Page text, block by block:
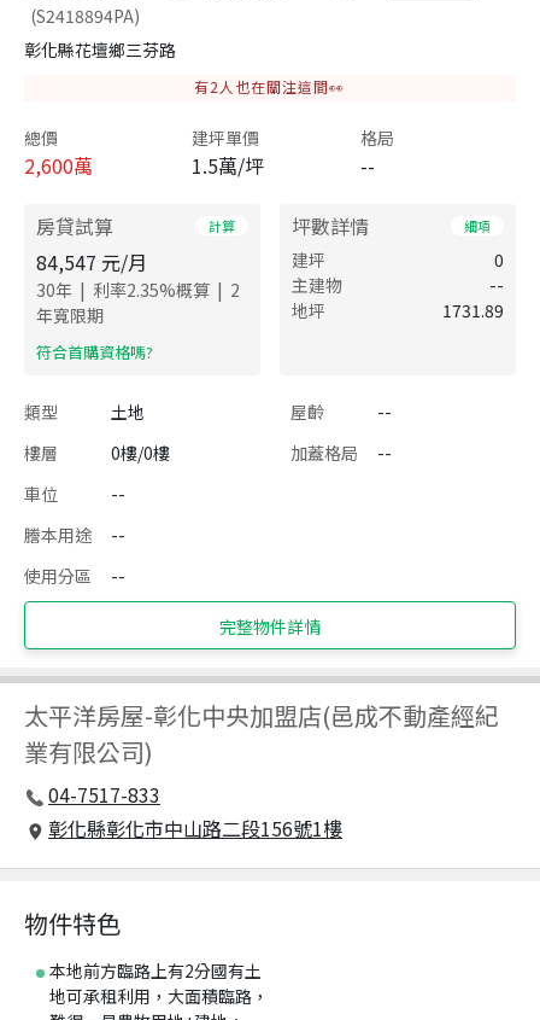
(S2418894PA)
彰化縣花壇鄉三芬路
有2 人也在關注這間👀
總價
2,600萬
建坪單價
1.5萬/坪
格局
--
房貸試算 計算
84,547 元/月
30年 | 利率2.35%概算 | 2
年寬限期
​符合首購資格嗎?
坪數詳情 細項
建坪
0
主建物
--
地坪
1731.89
類型 土地 屋齡
--
樓層
0樓/0樓 加蓋格局
--
車位
--
謄本用途
--
使用分區
--
完整物件詳情
太平洋房屋-彰化中央加盟店(邑成不動產經紀
業有限公司)
04-7517-833
彰化縣彰化市中山路二段156號1樓
物件特色
本地前方臨路上有2分國有土
地可承租利用，大面積臨路，